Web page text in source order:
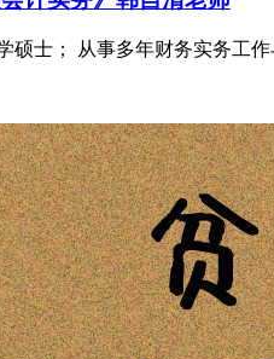
硕士； 从事多年财务实务工